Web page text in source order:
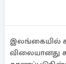
இலங்கையில்
விலையானது